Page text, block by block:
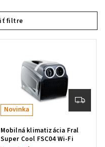
Novinka
Mobilná klimatizácia Fral
Super Cool FSC04 Wi-Fi